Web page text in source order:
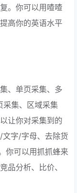
。你可以用喳喳
高你的英语水平
、单页采集、多
采集、区域采集
让你对采集到的
字/字母、去除货
你可以用抓抓蜂来
品分析、比价、